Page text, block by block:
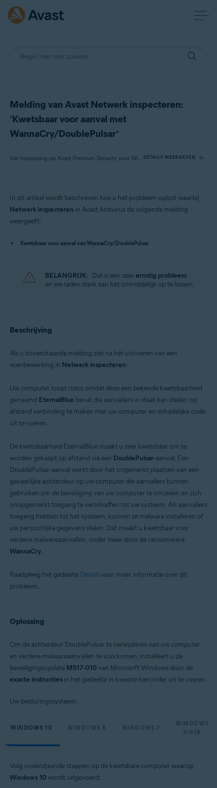
Melding van Avast Netwerk inspecteren:
‘Kwetsbaar voor aanval met
WannaCry/DoublePulsar’
Van toepassing op Avast Premium Security voor Windows, Avast Free Antivirus voor Windows DETAILS WEERGEVEN
Producten:
Avast Premium Security 22.x voor Windows
Microsoft Windows 8 / Pro / Enterprise – 32-/64-bits
Microsoft Windows 7 Home Basic / Home Premium / Professional /
In dit artikel wordt beschreven hoe u het probleem oplost waarbij
Netwerk inspecteren in Avast Antivirus de volgende melding
weergeeft:
Kwetsbaar voor aanval van WannaCry/DoublePulsar
BELANGRIJK: Dat is een zeerernstig probleem
en we raden sterk aan het onmiddellijk op te lossen.
Beschrijving
Als u bovenstaande melding ziet na het uitvoeren van een
scanbewerking in Netwerk inspecteren:
Uw computer loopt risico omdat deze een bekende kwetsbaarheid
genaamd EternalBlue bevat die aanvallers in staat kan stellen op
afstand verbinding te maken met uw computer en schadelijke code
uit te voeren.
De kwetsbaarheid EternalBlue maakt u zeer kwetsbaar om te
worden gekaapt op afstand via een DoublePulsar-aanval. Een
DoublePulsar-aanval werkt door het ongemerkt plaatsen van een
gevaarlijke achterdeur op uw computer die aanvallers kunnen
gebruiken om de beveiliging van uw computer te omzeilen en zich
onopgemerkt toegang te verschaffen tot uw systeem. Als aanvallers
toegang hebben tot het systeem, kunnen ze malware installeren of
uw persoonlijke gegevens stelen. Dat maakt u kwetsbaar voor
verdere malwareaanvallen, onder meer door de ransomware
WannaCry.
Raadpleeg het gedeelte Detailsvoor meer informatie over dit
probleem.
Oplossing
Om de achterdeur DoublePulsar te verwijderen van uw computer
en verdere malwareaanvallen te voorkomen, installeert u de
beveiligingsupdate MS17-010 van Microsoft Windows door de
exacte instructies in het gedeelte in kwestie hieronder uit te voeren.
Uw besturingssysteem:
WINDOWS 10 WINDOWS 8 WINDOWS 7
WINDOWS
VISTA
Volg onderstaande stappen op de kwetsbare computer waarop
Windows 10 wordt uitgevoerd: